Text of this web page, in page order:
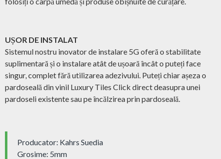
UȘOR DE INSTALAT
Sistemul nostru inovator de instalare 5G oferă o stabilitate
suplimentară și o instalare atât de ușoară încât o puteți face
singur, complet fără utilizarea adezivului. Puteți chiar așeza o
pardoseală din vinil Luxury Tiles Click direct deasupra unei
pardoseli existente sau pe încălzirea prin pardoseală.
Producator: Kahrs Suedia
Grosime: 5mm